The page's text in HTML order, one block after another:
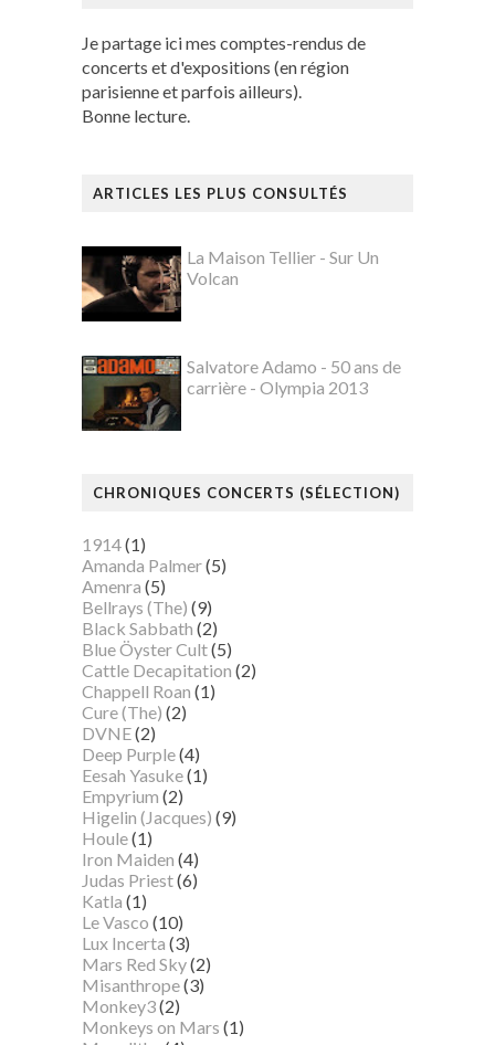
Je partage ici mes comptes-rendus de
concerts et d'expositions (en région
parisienne et parfois ailleurs).
Bonne lecture.
ARTICLES LES PLUS CONSULTÉS
La Maison Tellier - Sur Un
Volcan
Salvatore Adamo - 50 ans de
carrière - Olympia 2013
CHRONIQUES CONCERTS (SÉLECTION)
1914(1)
Amanda Palmer(5)
Amenra (5)
Bellrays (The) (9)
Black Sabbath (2)
Blue Öyster Cult(5)
Cattle Decapitation (2)
Chappell Roan (1)
Cure (The) (2)
DVNE(2)
Deep Purple(4)
Eesah Yasuke(1)
Empyrium (2)
Higelin (Jacques) (9)
Houle(1)
Iron Maiden (4)
Judas Priest(6)
Katla (1)
Le Vasco (10)
Lux Incerta (3)
Mars Red Sky(2)
Misanthrope(3)
Monkey3(2)
Monkeys on Mars (1)